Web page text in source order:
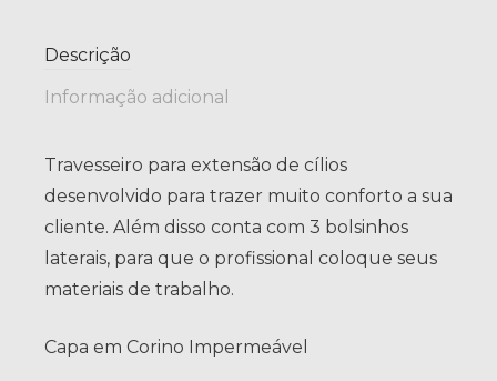
Descrição
Informação adicional
Travesseiro para extensão de cílios
desenvolvido para trazer muito conforto a sua
cliente. Além disso conta com 3 bolsinhos
laterais, para que o profissional coloque seus
materiais de trabalho.
Capa em Corino Impermeável